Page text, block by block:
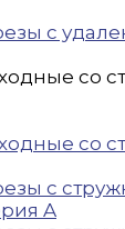
с
со
со
с
A